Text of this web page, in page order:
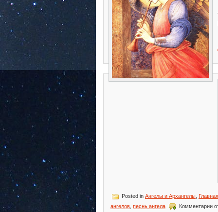
Posted in Ангелы и Архангелы Главная
ангелов песнь ангела Комментариик